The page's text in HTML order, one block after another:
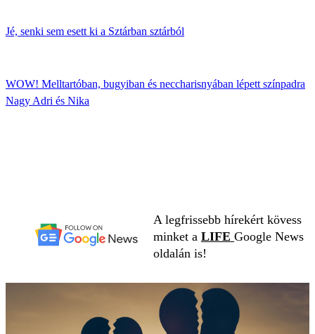
Jé, senki sem esett ki a Sztárban sztárból
WOW! Melltartóban, bugyiban és neccharisnyában lépett színpadra
Nagy Adri és Nika
A legfrissebb hírekért kövess
minket a LIFE Google News
oldalán is!